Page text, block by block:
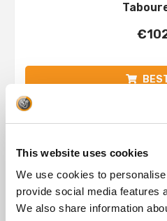
This website uses cookies
We use cookies to
provide social media features
We also share information
€